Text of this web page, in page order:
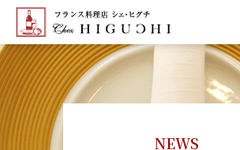
NEWS
HOME
CONCEPT